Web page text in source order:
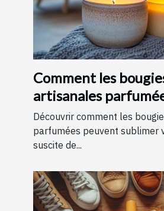
Comment les
artisanales
améliorer votre
Découvrir comment les
parfumées peuvent sublimer
suscite de...